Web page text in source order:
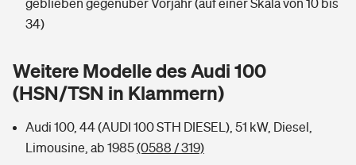
Tools
Hochwasser-Check: Wie gefährdet ist Ihr Haus?
Sie haben Fragen?
Handyversicherung
Private Cyberversicherung
Zur Übersicht
Rentenrechner: Wie viel Geld bekomme ich im Alter?
geblieben gegenüber Vorjahr (auf einer Skala von 10 bis
34)
Weitere Modelle des Audi 100
(HSN/TSN in Klammern)
Audi 100, 44 (AUDI 100 STH DIESEL), 51 kW, Diesel,
Limousine, ab 1985(0588 / 319)